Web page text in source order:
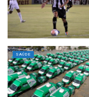
SAÚDE